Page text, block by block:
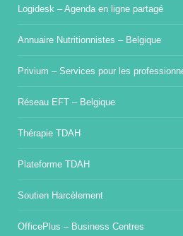
Logidesk – Agenda en ligne partagé
Annuaire Nutritionnistes – Belgique
Privium – Services pour les
Réseau EFT – Belgique
Thérapie TDAH
Plateforme TDAH
Soutien Harcèlement
OfficePlus – Business Centres